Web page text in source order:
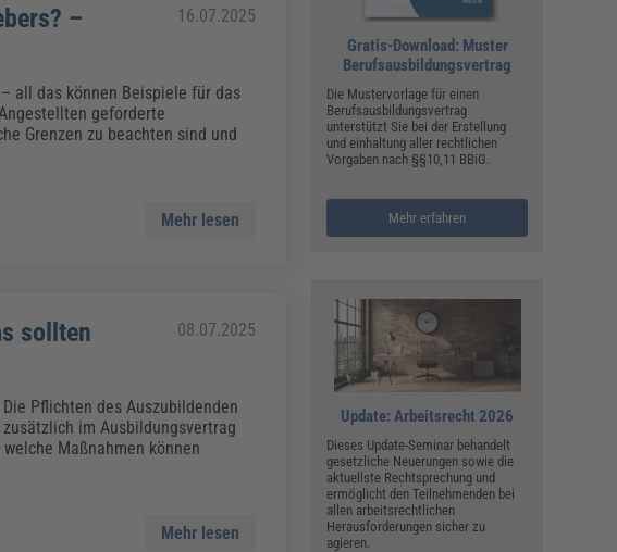
–
16.07.2025
all das können Beispiele für das
geforderte
Grenzen zu beachten sind und
Mehr lesen
sollten
08.07.2025
Pflichten des Auszubildenden
im Ausbildungsvertrag
Maßnahmen können
Mehr lesen
Gratis-Download: Muster
Berufsausbildungsvertrag
Die Mustervorlage für einen
Berufsausbildungsvertrag
unterstützt Sie bei der Erstellung
und einhaltung aller rechtlichen
Vorgaben nach §§10,11 BBiG.
Mehr erfahren
Update: Arbeitsrecht 2026
Dieses Update-Seminar behandelt
gesetzliche Neuerungen sowie die
aktuellste Rechtsprechung und
ermöglicht den Teilnehmenden bei
allen arbeitsrechtlichen
Herausforderungen sicher zu
agieren.